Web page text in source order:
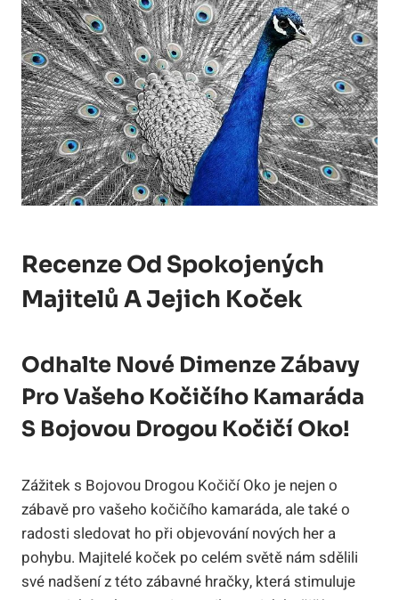
Recenze Od Spokojených
Majitelů A Jejich Koček
Odhalte Nové Dimenze Zábavy
Pro Vašeho Kočičího Kamaráda
S Bojovou Drogou Kočičí Oko!
Zážitek s Bojovou Drogou Kočičí Oko je nejen o
zábavě pro vašeho kočičího kamaráda, ale také o
radosti sledovat ho při objevování nových her a
pohybu. Majitelé koček po celém světě nám sdělili
své nadšení z této zábavné hračky, která stimuluje